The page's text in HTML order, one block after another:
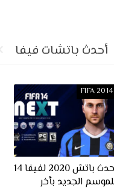
أحدث باتشات فيفا
FIFA 2014
احدث باتش 2020 لفيفا 14
الجديد بأخر